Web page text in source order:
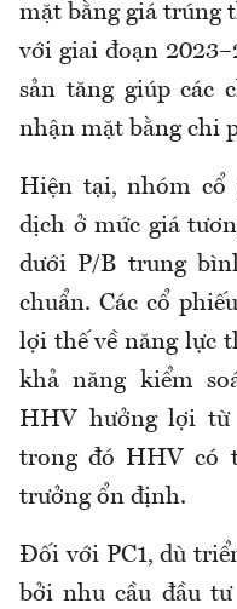
mặt bằng giá trúng
với giai đoạn
sản tăng giúp các
nhận mặt bằng chi
Hiện tại, nhóm cổ
dịch ở mức giá
dưới P/B trung
chuẩn. Các cổ
lợi thế về năng lực
khả năng kiểm
HHV hưởng lợi từ
trong đó HHV có
trưởng ổn định.
Đối với PC1, dù
bởi nhu cầu đầu